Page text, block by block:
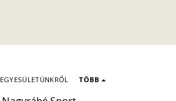
EGYESÜLETÜNKRŐL TÖBB